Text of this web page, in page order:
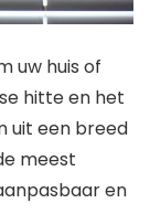
uw huis of
hitte en het
uit een breed
meest
en